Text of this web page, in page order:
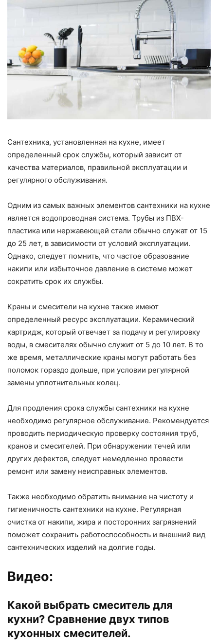
Сантехника, установленная на кухне, имеет
определенный срок службы, который зависит от
качества материалов, правильной эксплуатации и
регулярного обслуживания.
Одним из самых важных элементов сантехники на кухне
является водопроводная система. Трубы из ПВХ-
пластика или нержавеющей стали обычно служат от 15
до 25 лет, в зависимости от условий эксплуатации.
Однако, следует помнить, что частое образование
накипи или избыточное давление в системе может
сократить срок их службы.
Краны и смесители на кухне также имеют
определенный ресурс эксплуатации. Керамический
картридж, который отвечает за подачу и регулировку
воды, в смесителях обычно служит от 5 до 10 лет. В то
же время, металлические краны могут работать без
поломок гораздо дольше, при условии регулярной
замены уплотнительных колец.
Для продления срока службы сантехники на кухне
необходимо регулярное обслуживание. Рекомендуется
проводить периодическую проверку состояния труб,
кранов и смесителей. При обнаружении течей или
других дефектов, следует немедленно провести
ремонт или замену неисправных элементов.
Также необходимо обратить внимание на чистоту и
гигиеничность сантехники на кухне. Регулярная
очистка от накипи, жира и посторонних загрязнений
поможет сохранить работоспособность и внешний вид
сантехнических изделий на долгие годы.
Видео:
Какой выбрать смеситель для
кухни? Сравнение двух типов
кухонных смесителей.